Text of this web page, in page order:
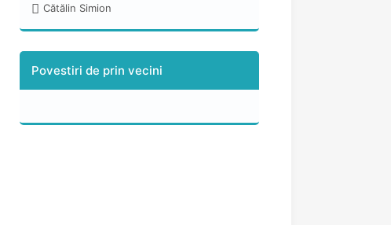
Cătălin Simion
Povestiri de prin vecini